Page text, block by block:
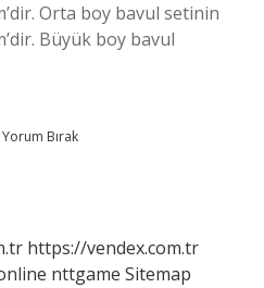
Orta boy bavul setinin
Büyük boy bavul
Yorum Bırak
https://vendex.com.tr
nttgame Sitemap